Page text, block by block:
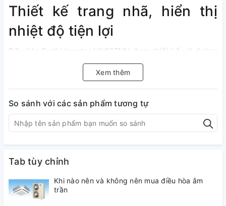
Thiết kế trang nhã, hiển thị
nhiệt độ tiện lợi
Điều hòa Funiki inverter HIH12TMU được thiết kế với đường
nét hài hòa đường cong mềm mại với điểm nhất đường viền
tinh tế mang lại vẻ đẹp sang trọng cho căn phòng.
nhiệt độ tiện lợi giúp bạn dễ dàng quan sát, cài đặt...độc
đáo hơn đèn này về đêm có tác dụng như đèn ngủ mà
không bị cảm giá chói lóa khó chịu và Bạn cũng dễ dàng tắt
Xem thêm
So sánh với các sản phẩm tương tự
Tab tùy chỉnh
Khi nào nên và không nên mua điều hòa âm
trần